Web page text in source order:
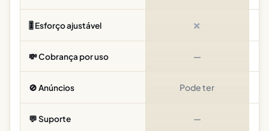
🎚️ Esforço ajustável ✗
💸 Cobrança por uso —
🚫 Anúncios Pode ter
💬 Suporte —